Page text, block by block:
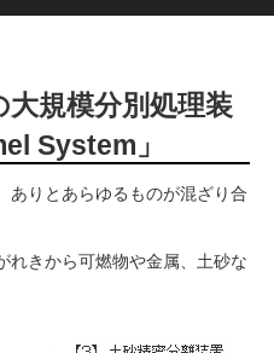
規模分別処理装
System」
ありとあらゆるものが混ざり合
れきから可燃物や金属、土砂な